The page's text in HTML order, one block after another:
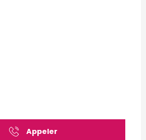
Appeler